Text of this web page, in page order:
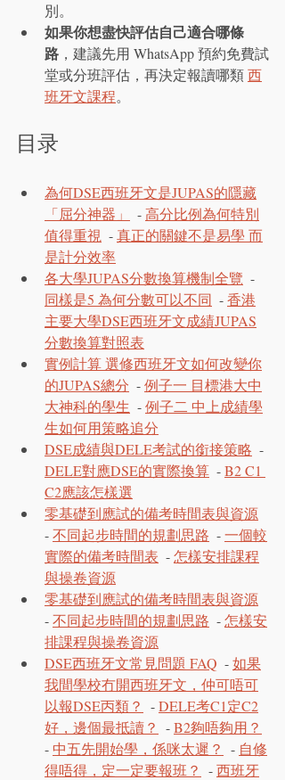
別。
如果你想盡快評估自己適合哪條
路 ，建議先用 WhatsApp 預約免費試
堂或分班評估，再決定報讀哪類 西
班牙文課程。
目录
為何DSE西班牙文是JUPAS的隱藏
「屈分神器」
  -
高分比例為何特別
值得重視
  -
真正的關鍵不是易學 而
是計分效率
各大學JUPAS分數換算機制全覽
  -
同樣是5 為何分數可以不同
  -
香港
主要大學DSE西班牙文成績JUPAS
分數換算對照表
實例計算 選修西班牙文如何改變你
的JUPAS總分
  -
例子一 目標港大中
大神科的學生
  -
例子二 中上成績學
生如何用策略追分
DSE成績與DELE考試的銜接策略
  -
DELE對應DSE的實際換算
  -
B2 C1
C2應該怎樣選
零基礎到應試的備考時間表與資源
- 不同起步時間的規劃思路
  -
一個較
實際的備考時間表
  -
怎樣安排課程
與操卷資源
零基礎到應試的備考時間表與資源
- 不同起步時間的規劃思路
  -
怎樣安
排課程與操卷資源
DSE西班牙文常見問題 FAQ
  -
如果
我間學校冇開西班牙文，仲可唔可
以報DSE丙類？
  -
DELE考C1定C2
好，邊個最抵讀？
  -
B2夠唔夠用？
- 中五先開始學，係咪太遲？
  -
自修
得唔得，定一定要報班？
  -
西班牙